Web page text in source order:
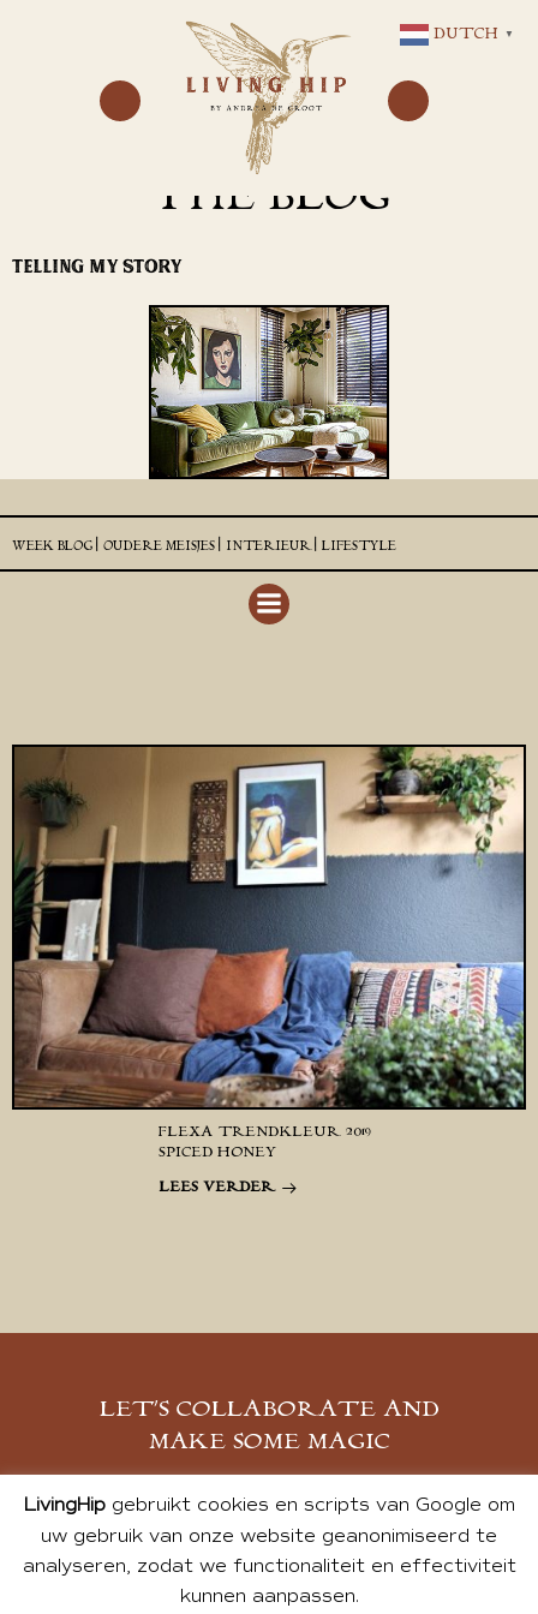
NAAR
DE
INHOUD
THE BLOG
TELLING MY STORY
WEEK BLOG | OUDERE MEISJES | INTERIEUR | LIFESTYLE
FLEXA TRENDKLEUR 2019
SPICED HONEY
LEES VERDER
LET’S COLLABORATE AND
MAKE SOME MAGIC
MELD JE AAN
LivingHipgebruikt cookies en scripts van Google om
uw gebruik van onze website geanonimiseerd te
analyseren, zodat we functionaliteit en effectiviteit
kunnen aanpassen.
DUTCH ▼